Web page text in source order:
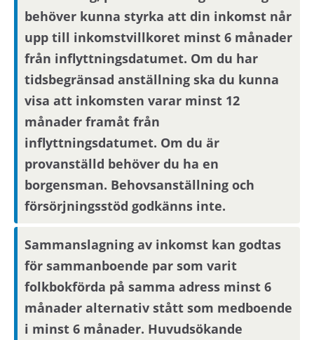
behöver kunna styrka att din inkomst når
upp till inkomstvillkoret minst 6 månader
från inflyttningsdatumet. Om du har
tidsbegränsad anställning ska du kunna
visa att inkomsten varar minst 12
månader framåt från
inflyttningsdatumet. Om du är
provanställd behöver du ha en
borgensman. Behovsanställning och
försörjningsstöd godkänns inte.
Sammanslagning av inkomst kan godtas
för sammanboende par som varit
folkbokförda på samma adress minst 6
månader alternativ stått som medboende
i minst 6 månader. Huvudsökande